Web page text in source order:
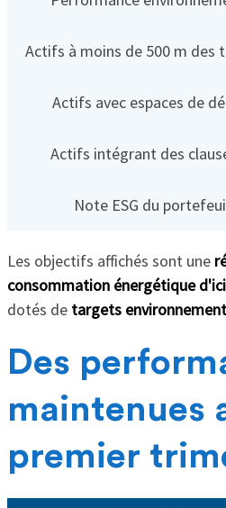
Actifs à moins de 500 m des
Actifs avec espaces de
Actifs intégrant des
Note ESG du
Les objectifs affichés sont une
consommation énergétique
dotés de targets
Des
maintenues
premier